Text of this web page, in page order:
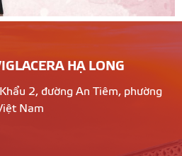
HẠ LONG
2, đường An Tiêm, phường
Nam